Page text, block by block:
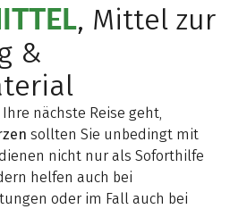
, Mittel zur
&
nächste Reise geht,
sollten Sie unbedingt mit
nicht nur als Soforthilfe
helfen auch bei
oder im Fall auch bei